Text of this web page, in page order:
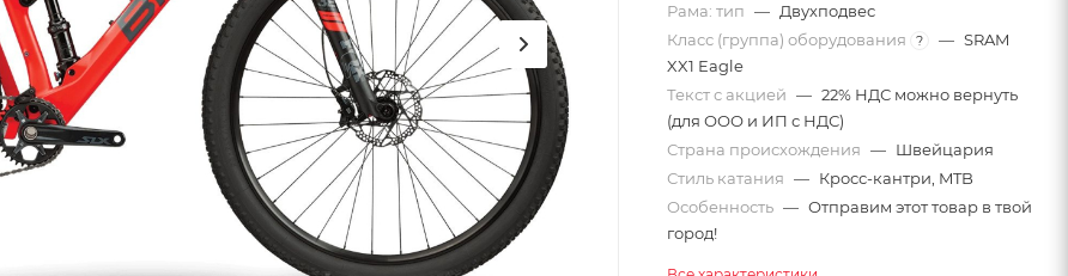
Рама: тип — Двухподвес
Класс (группа) оборудования
? — SRAM
XX1 Eagle
Текст с акцией — 22% НДС можно вернуть
(для ООО и ИП с НДС)
Страна происхождения — Швейцария
Стиль катания — Кросс-кантри, MTB
Особенность — Отправим этот товар в твой
город!